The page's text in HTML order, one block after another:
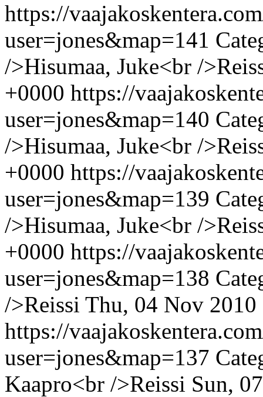
https://
user=jones&map=141
/>Hisumaa, Juke<br /
+0000 https://
user=jones&map=140
/>Hisumaa, Juke<br /
+0000 https://
user=jones&map=139
/>Hisumaa, Juke<br /
+0000 https://
user=jones&map=138
/>Reissi Thu, 04 Nov
https://
user=jones&map=137
Kaapro<br />Reissi Sun,